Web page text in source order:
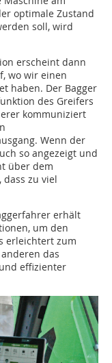
optimale Zustand
soll, wird
erscheint dann
wo wir einen
haben. Der Bagger
des Greifers
kommuniziert
Wenn der
so angezeigt und
über dem
zu viel
erhält
um den
erleichtert zum
das
effizienter